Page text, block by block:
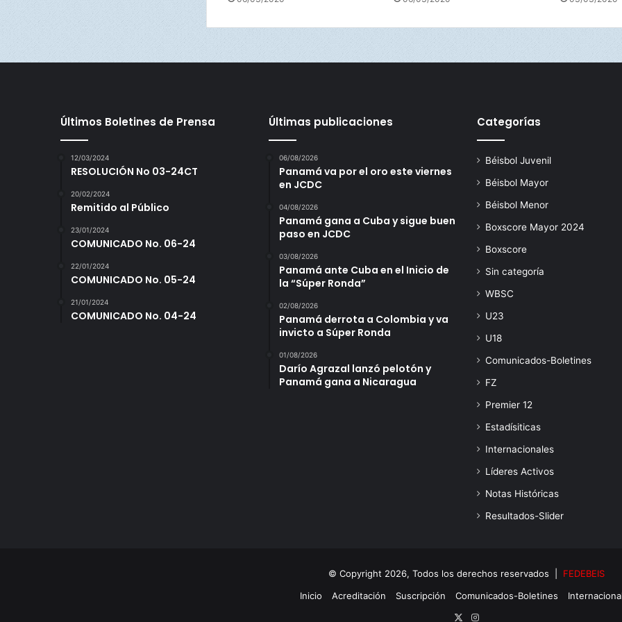
q
e
Últimos Boletines de Prensa
12/03/2024
RESOLUCIÓN No 03-24CT
20/02/2024
Remitido al Público
23/01/2024
COMUNICADO No. 06-24
22/01/2024
COMUNICADO No. 05-24
21/01/2024
COMUNICADO No. 04-24
Últimas publicaciones
06/08/2026
Panamá va por el oro este viernes
en JCDC
04/08/2026
Panamá gana a Cuba y sigue buen
paso en JCDC
03/08/2026
Panamá ante Cuba en el Inicio de
la “Súper Ronda”
02/08/2026
Panamá derrota a Colombia y va
invicto a Súper Ronda
01/08/2026
Darío Agrazal lanzó pelotón y
Panamá gana a Nicaragua
Categorías
Béisbol Juvenil
Béisbol Mayor
Béisbol Menor
Boxscore Mayor 2024
Boxscore
Sin categoría
WBSC
U23
U18
Comunicados-Boletines
FZ
Premier 12
Estadísiticas
Internacionales
Líderes Activos
Notas Históricas
Resultados-Slider
© Copyright 2026, Todos los derechos reservados | FEDEBEIS
Inicio
Acreditación Suscripción Comunicados-Boletines
Instagram